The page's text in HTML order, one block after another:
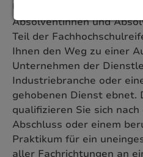
Unser zentrales Ziel ist es,
Absolventinnen und
Teil der
Ihnen den Weg zu einer
Unternehmen der
Industriebranche oder
gehobenen Dienst ebnet.
qualifizieren Sie sich
Abschluss oder einem
Praktikum für ein
aller Fachrichtungen an